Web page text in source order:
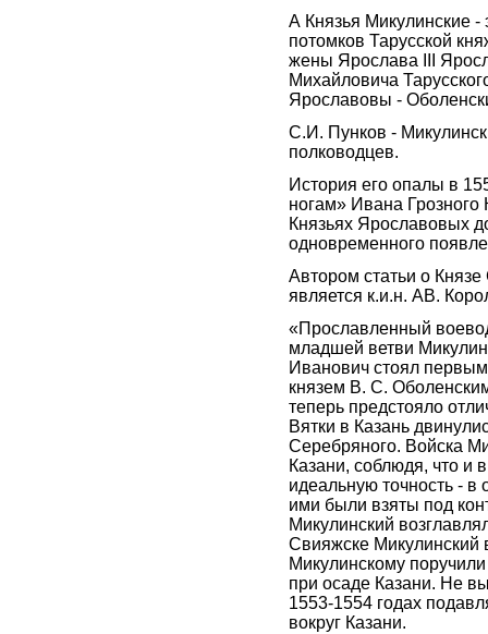
А Князья Микулинские -
потомков Тарусской
жены Ярослава III
Михайловича
Ярославовы -
С.И. Пунков -
полководцев.
История его опалы в
ногам» Ивана Грозного
Князьях Ярославовых
одновременного
Автором статьи о
является к.и.н. АВ.
«Прославленный
младшей ветви
Иванович стоял
князем В. С.
теперь предстояло
Вятки в Казань
Серебряного. Войска
Казани, соблюдя, что и
идеальную точность - в
ими были взяты под
Микулинский
Свияжске Микулинский
Микулинскому
при осаде Казани. Не
1553-1554 годах
вокруг Казани.